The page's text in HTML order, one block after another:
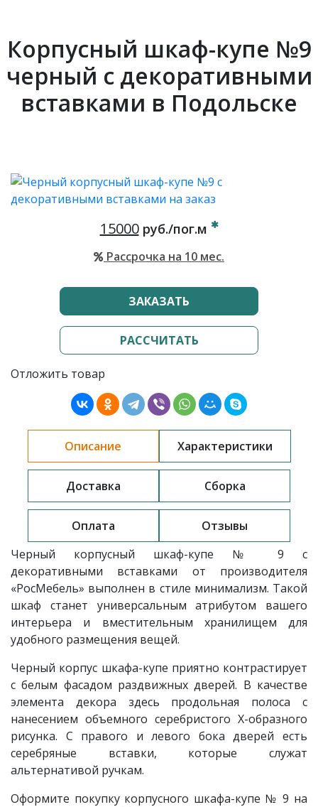
Корпусный шкаф-купе №9
черный с декоративными
вставками в Подольске
15000руб./пог.м
Рассрочка на 10 мес.
ЗАКАЗАТЬ
РАССЧИТАТЬ
Отложить товар
Описание Характеристики
Доставка Сборка
Оплата
Отзывы
Черный корпусный шкаф-купе № 9 с
декоративными вставками от производителя
«РосМебель» выполнен в стиле минимализм. Такой
шкаф станет универсальным атрибутом вашего
интерьера и вместительным хранилищем для
удобного размещения вещей.
Черный корпус шкафа-купе приятно контрастирует
с белым фасадом раздвижных дверей. В качестве
элемента декора здесь продольная полоса с
нанесением объемного серебристого Х-образного
рисунка. С правого и левого бока дверей есть
серебряные вставки, которые служат
альтернативой ручкам.
Оформите покупку корпусного шкафа-купе № 9 на